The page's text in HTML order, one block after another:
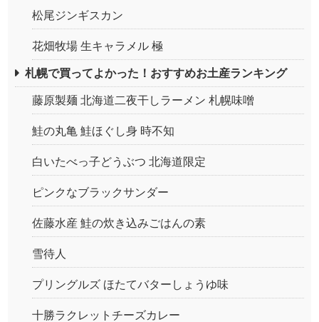
松尾ジンギスカン
花畑牧場 生キャラメル 極
札幌で買ってよかった！おすすめお土産ランキング
藤原製麺 北海道二夜干しラーメン 札幌味噌
鮭の丸亀 鮭ほぐし身 時不知
白いたべっ子どうぶつ 北海道限定
ピンクなブラックサンダー
佐藤水産 鮭の炊き込みごはんの素
雪待人
プリングルズ ほたてバターしょうゆ味
十勝ラクレットチーズカレー